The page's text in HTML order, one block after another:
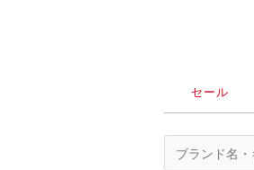
セール